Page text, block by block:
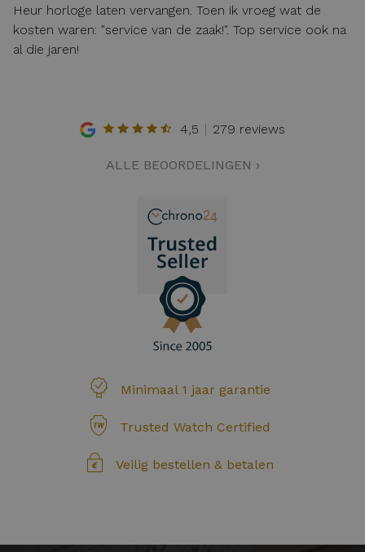
Heur horloge laten vervangen. Toen ik vroeg wat de
kosten waren: "service van de zaak!". Top service ook na
al die jaren!
4,5 279 reviews
ALLE BEOORDELINGEN ›
Minimaal 1 jaar garantie
Trusted Watch Certified
Veilig bestellen & betalen